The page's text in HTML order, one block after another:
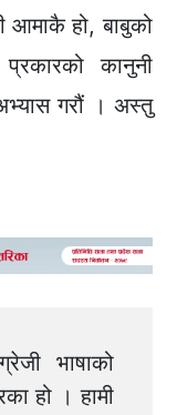
आमाकै हो, बाबुको
कानुनी
गरौं । अस्तु
भाषाको
हो । हामी